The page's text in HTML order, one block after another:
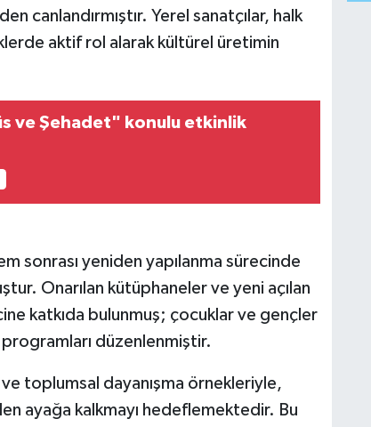
canlandırmıştır. Yerel sanatçılar, halk
aktif rol alarak kültürel üretimin
ve Şehadet" konulu etkinlik
sonrası yeniden yapılanma sürecinde
Onarılan kütüphaneler ve yeni açılan
katkıda bulunmuş; çocuklar ve gençler
düzenlenmiştir.
toplumsal dayanışma örnekleriyle,
ayağa kalkmayı hedeflemektedir. Bu